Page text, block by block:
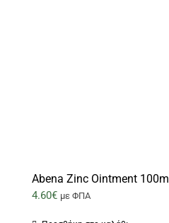
Abena Zinc Ointment 100ml
4.60€ με ΦΠΑ